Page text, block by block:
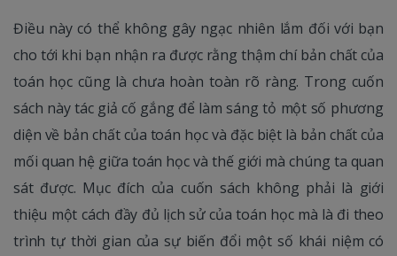
Điều này có thể không gây ngạc nhiên lắm đối với bạn
cho tới khi bạn nhận ra được rằng thậm chí bản chất của
toán học cũng là chưa hoàn toàn rõ ràng. Trong cuốn
sách này tác giả cố gắng để làm sáng tỏ một số phương
diện về bản chất của toán học và đặc biệt là bản chất của
mối quan hệ giữa toán học và thế giới mà chúng ta quan
sát được. Mục đích của cuốn sách không phải là giới
thiệu một cách đầy đủ lịch sử của toán học mà là đi theo
trình tự thời gian của sự biến đổi một số khái niệm có